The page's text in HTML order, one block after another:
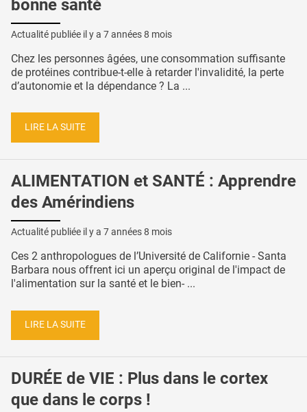
bonne santé
Actualité publiée il y a 7 années 8 mois
Chez les personnes âgées, une consommation suffisante
de protéines contribue-t-elle à retarder l'invalidité, la perte
d’autonomie et la dépendance ? La ...
LIRE LA SUITE
ALIMENTATION et SANTÉ : Apprendre
des Amérindiens
Actualité publiée il y a 7 années 8 mois
Ces 2 anthropologues de l’Université de Californie - Santa
Barbara nous offrent ici un aperçu original de l'impact de
l'alimentation sur la santé et le bien- ...
LIRE LA SUITE
DURÉE de VIE : Plus dans le cortex
que dans le corps !